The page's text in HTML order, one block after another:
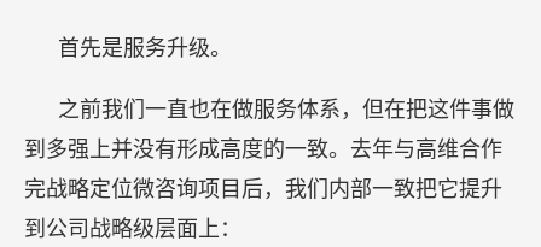
首先是服务升级。
之前我们一直也在做服务体系，但在把这件事做
到多强上并没有形成高度的一致。去年与高维合作
完战略定位微咨询项目后，我们内部一致把它提升
到公司战略级层面上：